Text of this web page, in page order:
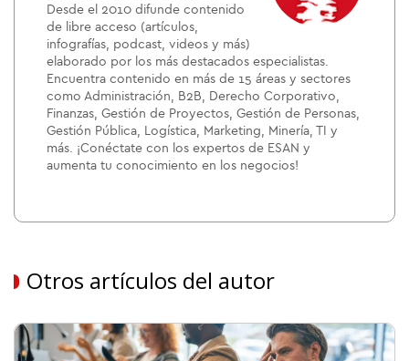
Desde el 2010 difunde contenido
de libre acceso (artículos,
infografías, podcast, videos y más)
elaborado por los más destacados especialistas.
Encuentra contenido en más de 15 áreas y sectores
como Administración, B2B, Derecho Corporativo,
Finanzas, Gestión de Proyectos, Gestión de Personas,
Gestión Pública, Logística, Marketing, Minería, TI y
más. ¡Conéctate con los expertos de ESAN y
aumenta tu conocimiento en los negocios!
Otros artículos del autor